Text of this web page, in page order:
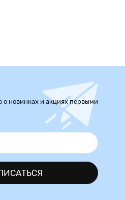
новинках и акциях первыми